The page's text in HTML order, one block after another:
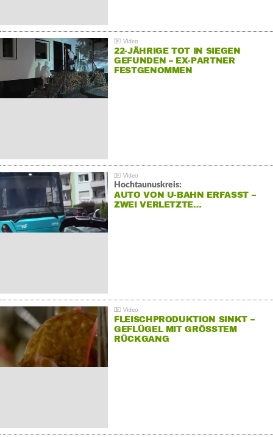
22-JÄHRIGE TOT IN SIEGEN
GEFUNDEN – EX-PARTNER
FESTGENOMMEN
Hochtaunuskreis:
AUTO VON U-BAHN ERFASST –
ZWEI VERLETZTE…
FLEISCHPRODUKTION SINKT –
GEFLÜGEL MIT GRÖSSTEM R
ÜCKGANG